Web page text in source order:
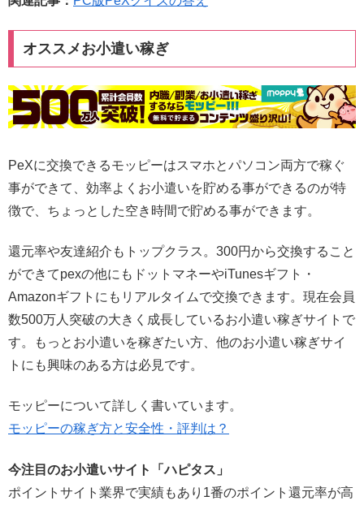
オススメお小遣い稼ぎ
PeXに交換できるモッピーはスマホとパソコン両方で稼ぐ
事ができて、効率よくお小遣いを貯める事ができるのが特
徴で、ちょっとした空き時間で貯める事ができます。
還元率や友達紹介もトップクラス。300円から交換すること
ができてpexの他にもドットマネーやiTunesギフト・
Amazonギフトにもリアルタイムで交換できます。現在会員
数500万人突破の大きく成長しているお小遣い稼ぎサイトで
す。もっとお小遣いを稼ぎたい方、他のお小遣い稼ぎサイ
トにも興味のある方は必見です。
モッピーについて詳しく書いています。
モッピーの稼ぎ方と安全性・評判は？
今注目のお小遣いサイト「ハピタス」
ポイントサイト業界で実績もあり1番のポイント還元率が高